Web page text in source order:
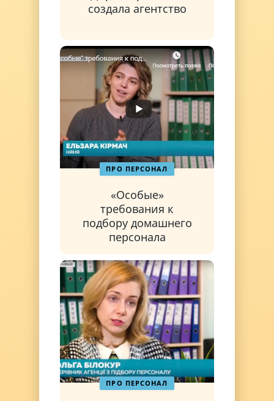
создала агентство
ПРО ПЕРСОНАЛ
«Особые»
требования к
подбору домашнего
персонала
ПРО ПЕРСОНАЛ